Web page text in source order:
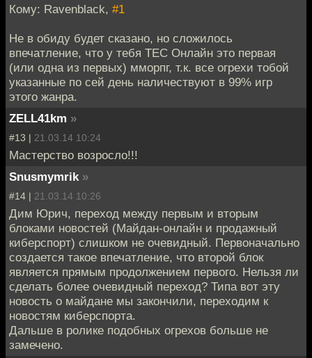
Кому: Ravenblack, #1
Не в обиду будет сказано, но сложилось
впечатление, что у тебя ТЕС Онлайн это первая
(или одна из первых) мморпг, т.к. все огрехи тобой
указанные по сей день наличествуют в 99% игр
этого жанра.
ZELL41km »
#13 | 21.03.14 10:24
Мастерство возросло!!!
Snusmymrik »
#14 | 21.03.14 10:26
Дим Юрич, переход между первым и вторым
блоками новостей (Майдан-онлайн и продажный
киберспорт) слишком не очевидный. Первоначально
создается такое впечатление, что второй блок
является прямым продолжением первого. Нельзя ли
сделать более очевидный переход? Типа вот эту
новость о майдане мы закончили, переходим к
новостям киберспорта.
Дальше в ролике подобных огрехов больше не
замечено.